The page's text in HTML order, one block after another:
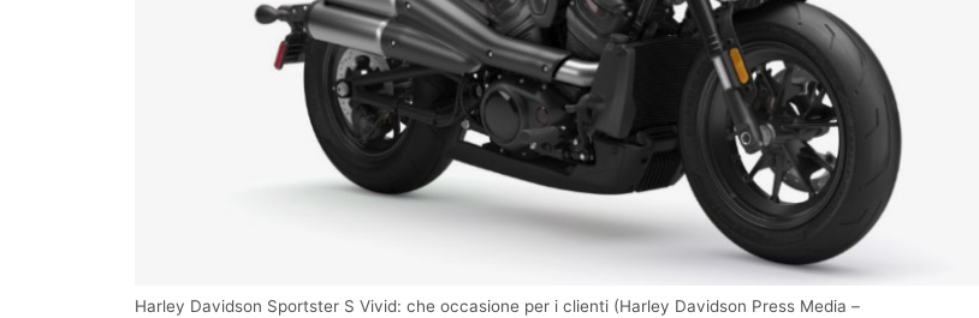
Harley Davidson Sportster S Vivid: che occasione per i clienti (Harley Davidson Press Media –